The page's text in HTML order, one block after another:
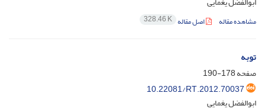
مشاهده مقاله اصل مقاله 328.46 K
توبه
صفحه178-190
10.22081/RT.2012.70037
ابوالفضل یغمایی